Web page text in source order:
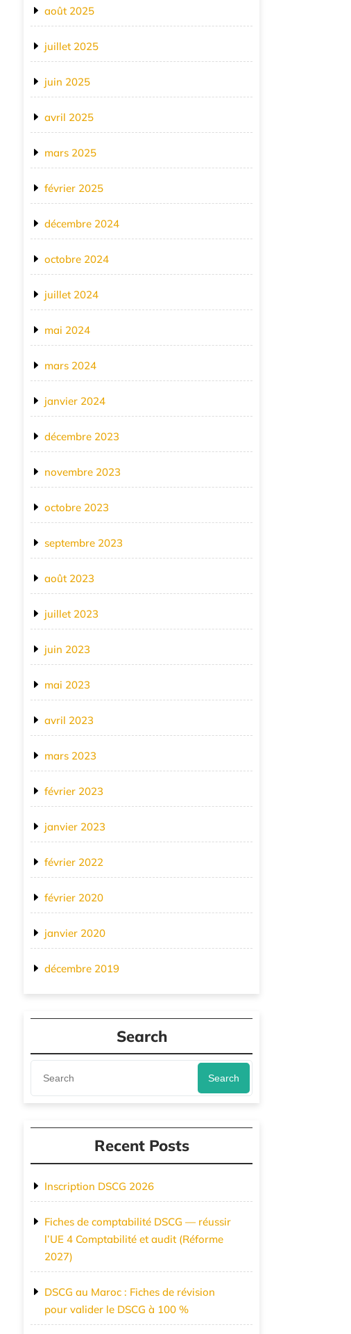
août 2025
juillet 2025
juin 2025
avril 2025
mars 2025
février 2025
décembre 2024
octobre 2024
juillet 2024
mai 2024
mars 2024
janvier 2024
décembre 2023
novembre 2023
octobre 2023
septembre 2023
août 2023
juillet 2023
juin 2023
mai 2023
avril 2023
mars 2023
février 2023
janvier 2023
février 2022
février 2020
janvier 2020
décembre 2019
Search
Search
Recent Posts
Inscription DSCG 2026
Fiches de comptabilité DSCG — réussir
l’UE 4 Comptabilité et audit (Réforme
2027)
DSCG au Maroc : Fiches de révision
pour valider le DSCG à 100 %